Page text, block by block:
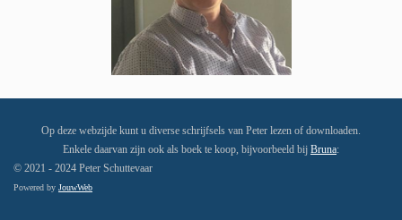
Op deze webzijde kunt u diverse schrijfsels van Peter lezen of downloaden.
Enkele daarvan zijn ook als boek te koop, bijvoorbeeld bij Bruna:
© 2021 - 2024 Peter Schuttevaar
Powered by JouwWeb